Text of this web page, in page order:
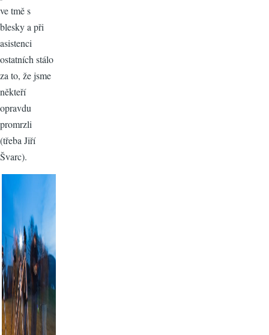
ve tmě s
blesky a při
asistenci
ostatních stálo
za to, že jsme
někteří
opravdu
promrzli
(třeba Jiří
Švarc).